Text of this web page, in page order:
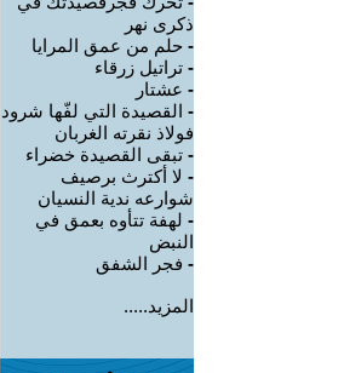
ذكرى نهر
- حلم من عمق المرايا
- تراتيل زرقاء
- عشتار
- القصيدة التي لفّها شرود
فولاذ نقرته الغربان
- تبقى القصيدة خضراء
- لا أكترث برصيف
شوارعه ندية النسيان
- لهفة تتأوه بعمق في
النبض
- فجر الشفق
المزيد.....